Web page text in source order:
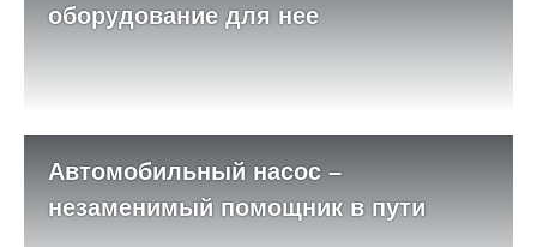
оборудование для нее
Автомобильный насос –
незаменимый помощник в пути